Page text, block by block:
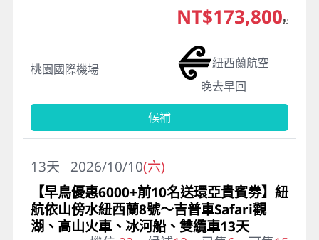
桃園國際機場
紐西蘭航空
晚去早回
NT$173,800起
候補
2026/10/10(六)
13天
【早鳥優惠6000+前10名送環亞貴賓劵】紐
航依山傍水紐西蘭8號～吉普車Safari觀
湖、高山火車、冰河船、雙纜車13天